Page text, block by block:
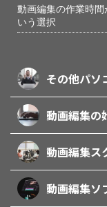
動画編集の作業時
いう選択
その他パソ
動画編集の
動画編集ス
動画編集ソ